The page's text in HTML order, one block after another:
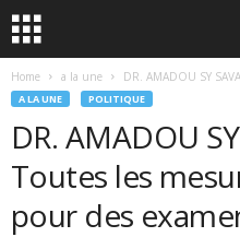
Home a la une DR. AMADOU SY
A LA UNE POLITIQUE
DR. AMADOU
Toutes les
pour des